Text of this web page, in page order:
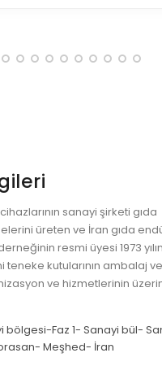
ve vakum
hattı
sanayi şirketi gıda
üreten ve İran gıda
resmi üyesi 1973
teneke kutularının ambalaj
ve hizmetlerinin
bölgesi-Faz 1- Sanayi bül-
Meşhed- İran